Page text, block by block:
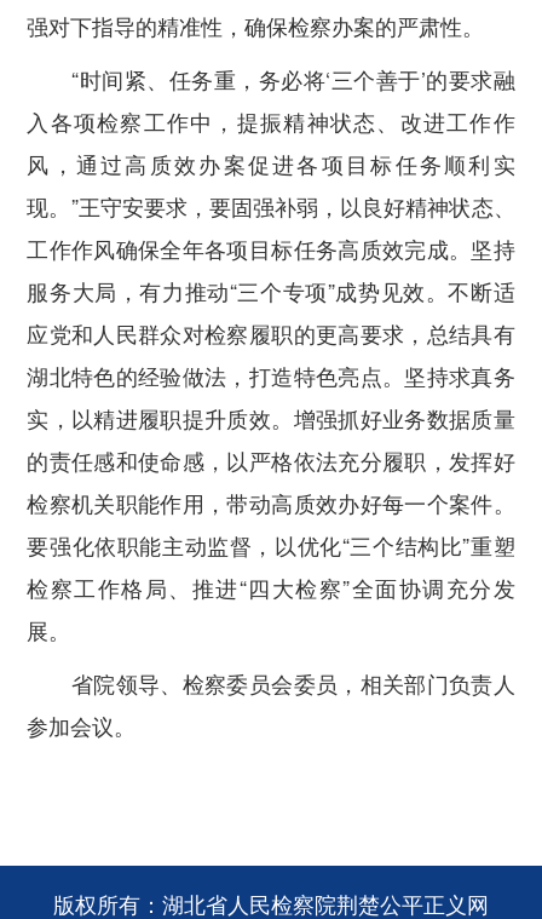
强对下指导的精准性，确保检察办案的严肃性。
“时间紧、任务重，务必将‘三个善于’的要求融
入各项检察工作中，提振精神状态、改进工作作
风，通过高质效办案促进各项目标任务顺利实
现。”王守安要求， 要固强补弱，以良好精神状态、
工作作风确保全年各项目标任务高质效完成。 坚持
服务大局，有力推动“三个专项”成势见效。不断适
应党和人民群众对检察履职的更高要求，总结具有
湖北特色的经验做法，打造特色亮点。 坚持求真务
实，以精进履职提升质效。 增强抓好业务数据质量
的责任感和使命感，以严格依法充分履职，发挥好
检察机关职能作用，带动高质效办好每一个案件。
要强化依职能主动监督， 以优化“三个结构比”重塑
检察工作格局、推进“四大检察”全面协调充分发
展。
省院领导、检察委员会委员，相关部门负责人
参加会议。
版权所有：湖北省人民检察院荆楚公平正义网